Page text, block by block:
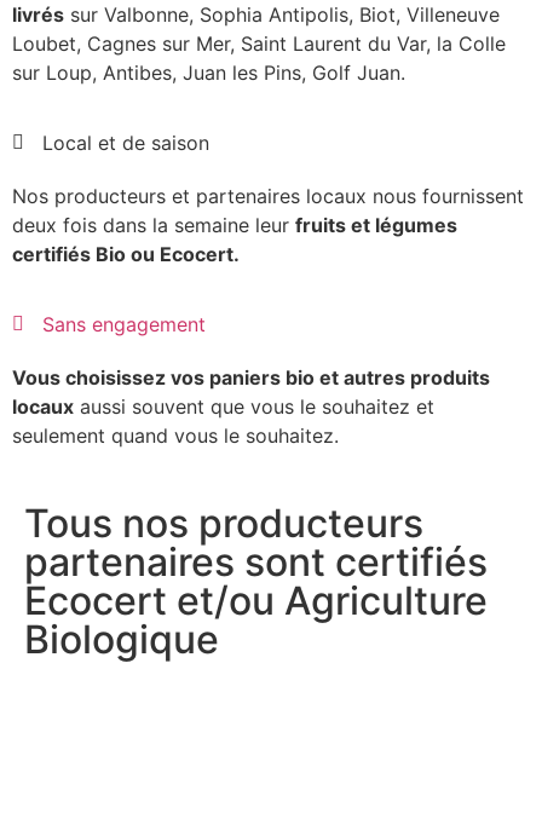
livrés sur Valbonne, Sophia Antipolis, Biot, Villeneuve
Loubet, Cagnes sur Mer, Saint Laurent du Var, la Colle
sur Loup, Antibes, Juan les Pins, Golf Juan.
Local et de saison
Nos producteurs et partenaires locaux nous fournissent
deux fois dans la semaine leur fruits et légumes
certifiés Bio ou Ecocert.
Sans engagement
Vous choisissez vos paniers bio et autres produits
locaux aussi souvent que vous le souhaitez et
seulement quand vous le souhaitez.
Tous nos producteurs
partenaires sont certifiés
Ecocert et/ou Agriculture
Biologique